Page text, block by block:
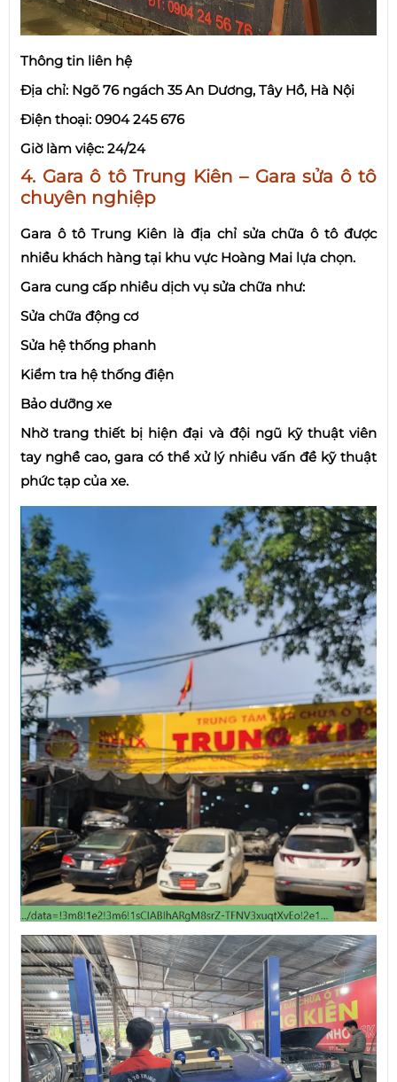
Thông tin liên hệ
Địa chỉ: Ngõ 76 ngách 35 An Dương, Tây Hồ, Hà Nội
Điện thoại: 0904 245 676
Giờ làm việc: 24/24
4. Gara ô tô Trung Kiên – Gara sửa ô tô
chuyên nghiệp
Gara ô tô Trung Kiên là địa chỉ sửa chữa ô tô được
nhiều khách hàng tại khu vực Hoàng Mai lựa chọn.
Gara cung cấp nhiều dịch vụ sửa chữa như:
Sửa chữa động cơ
Sửa hệ thống phanh
Kiểm tra hệ thống điện
Bảo dưỡng xe
Nhờ trang thiết bị hiện đại và đội ngũ kỹ thuật viên
tay nghề cao, gara có thể xử lý nhiều vấn đề kỹ thuật
phức tạp của xe.